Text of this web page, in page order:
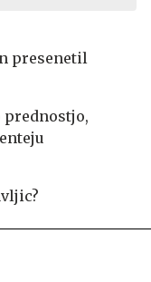
presenetil